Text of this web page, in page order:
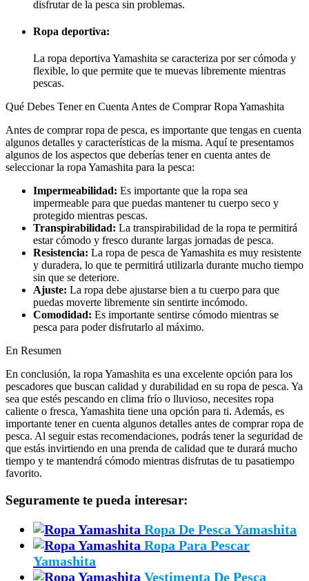
disfrutar de la pesca sin problemas.
Ropa deportiva:
La ropa deportiva Yamashita se caracteriza por ser cómoda y
flexible, lo que permite que te muevas libremente mientras
pescas.
Qué Debes Tener en Cuenta Antes de Comprar Ropa Yamashita
Antes de comprar ropa de pesca, es importante que tengas en cuenta
algunos detalles y características de la misma. Aquí te presentamos
algunos de los aspectos que deberías tener en cuenta antes de
seleccionar la ropa Yamashita para la pesca:
Impermeabilidad: Es importante que la ropa sea
impermeable para que puedas mantener tu cuerpo seco y
protegido mientras pescas.
Transpirabilidad: La transpirabilidad de la ropa te permitirá
estar cómodo y fresco durante largas jornadas de pesca.
Resistencia: La ropa de pesca de Yamashita es muy resistente
y duradera, lo que te permitirá utilizarla durante mucho tiempo
sin que se deteriore.
Ajuste: La ropa debe ajustarse bien a tu cuerpo para que
puedas moverte libremente sin sentirte incómodo.
Comodidad: Es importante sentirse cómodo mientras se
pesca para poder disfrutarlo al máximo.
En Resumen
En conclusión, la ropa Yamashita es una excelente opción para los
pescadores que buscan calidad y durabilidad en su ropa de pesca. Ya
sea que estés pescando en clima frío o lluvioso, necesites ropa
caliente o fresca, Yamashita tiene una opción para ti. Además, es
importante tener en cuenta algunos detalles antes de comprar ropa de
pesca. Al seguir estas recomendaciones, podrás tener la seguridad de
que estás invirtiendo en una prenda de calidad que te durará mucho
tiempo y te mantendrá cómodo mientras disfrutas de tu pasatiempo
favorito.
Seguramente te pueda interesar:
Ropa De Pesca Yamashita
Ropa Para Pescar
Yamashita
Vestimenta De Pesca